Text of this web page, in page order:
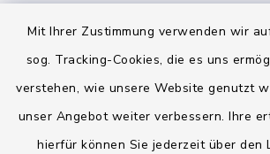
Mit Ihrer Zustimmung verwenden wir
sog. Tracking-Cookies, die es uns
verstehen, wie unsere Website genutzt
unser Angebot weiter verbessern. Ihre
hierfür können Sie jederzeit über den
Ihre Behördennummer 115
Landesregierung Schleswig-
AktivRegion Mittelholstein